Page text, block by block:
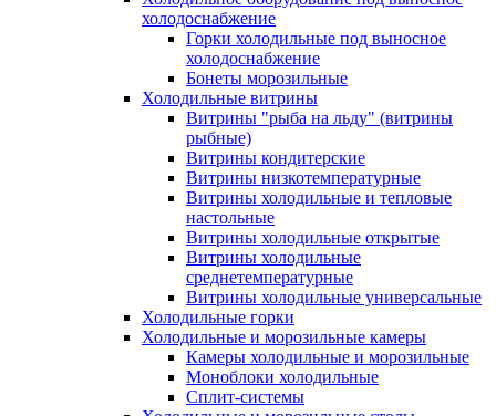
холодоснабжение
Горки холодильные под выносное
холодоснабжение
Бонеты морозильные
Холодильные витрины
Витрины "рыба на льду" (витрины
рыбные)
Витрины кондитерские
Витрины низкотемпературные
Витрины холодильные и тепловые
настольные
Витрины холодильные открытые
Витрины холодильные
среднетемпературные
Витрины холодильные универсальные
Холодильные горки
Холодильные и морозильные камеры
Камеры холодильные и морозильные
Моноблоки холодильные
Сплит-системы